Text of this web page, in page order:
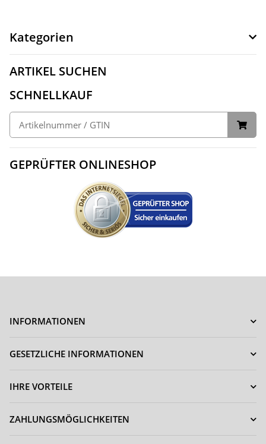
Kategorien
ARTIKEL SUCHEN
SCHNELLKAUF
GEPRÜFTER ONLINESHOP
INFORMATIONEN
GESETZLICHE INFORMATIONEN
IHRE VORTEILE
ZAHLUNGSMÖGLICHKEITEN